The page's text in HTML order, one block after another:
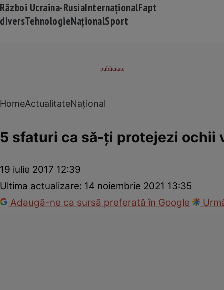
Război Ucraina-RusiaInternaționalFapt
diversTehnologieNaționalSport
HomeActualitateNațional
5 sfaturi ca să-ți protejezi ochii
19 iulie 2017 12:39
Ultima actualizare: 14 noiembrie 2021 13:35
Adaugă-ne ca sursă preferată în Google